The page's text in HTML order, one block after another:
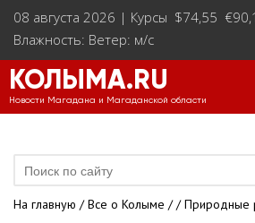
08 августа 2026 | Курсы $74,55
Влажность: Ветер: м/с
КОЛЫМА.RU
Новости Магадана и Магаданской области
На главную /Все о Колыме //Природные